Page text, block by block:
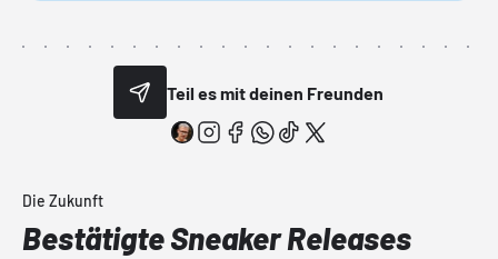
Teil es mit deinen Freunden
Die Zukunft
Bestätigte Sneaker Releases